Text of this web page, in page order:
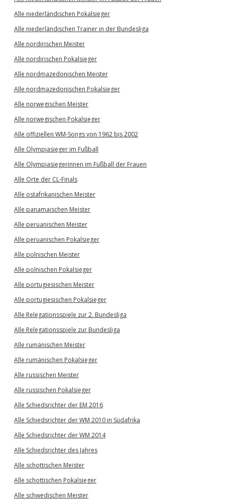
Alle niederländischen Pokalsieger
Alle niederländischen Trainer in der Bundesliga
Alle nordirischen Meister
Alle nordirischen Pokalsieger
Alle nordmazedonischen Meister
Alle nordmazedonischen Pokalsieger
Alle norwegischen Meister
Alle norwegischen Pokalsieger
Alle offiziellen WM-Songs von 1962 bis 2002
Alle Olympiasieger im Fußball
Alle Olympiasiegerinnen im Fußball der Frauen
Alle Orte der CL-Finals
Alle ostafrikanischen Meister
Alle panamaischen Meister
Alle peruanischen Meister
Alle peruanischen Pokalsieger
Alle polnischen Meister
Alle polnischen Pokalsieger
Alle portugiesischen Meister
Alle portugiesischen Pokalsieger
Alle Relegationsspiele zur 2. Bundesliga
Alle Relegationsspiele zur Bundesliga
Alle rumänischen Meister
Alle rumänischen Pokalsieger
Alle russischen Meister
Alle russischen Pokalsieger
Alle Schiedsrichter der EM 2016
Alle Schiedsrichter der WM 2010 in Südafrika
Alle Schiedsrichter der WM 2014
Alle Schiedsrichter des Jahres
Alle schottischen Meister
Alle schottischen Pokalsieger
Alle schwedischen Meister